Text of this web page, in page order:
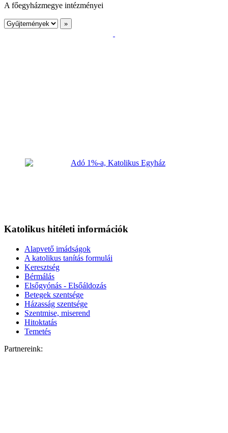
A főegyházmegye intézményei
Katolikus hitéleti információk
Alapvető imádságok
A katolikus tanítás formulái
Keresztség
Bérmálás
Elsőgyónás - Elsőáldozás
Betegek szentsége
Házasság szentsége
Szentmise, miserend
Hitoktatás
Temetés
Partnereink: